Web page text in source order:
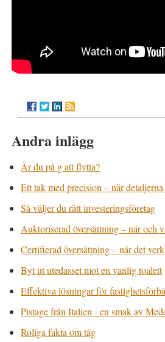
Andra inlägg
Är du på g att flytta?
Ett tak med precision – när
Så väljer du rätt investeringsföretag
Auktoriserad översättning – när och
Certifierad översättning – när det
Byt ut utedasset mot en vanlig toalett
Effektiva lösningar för
Pistage från Italien - en smak av
Roliga fakta om tåg